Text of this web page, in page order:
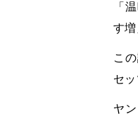
「
す
こ
セ
ヤ